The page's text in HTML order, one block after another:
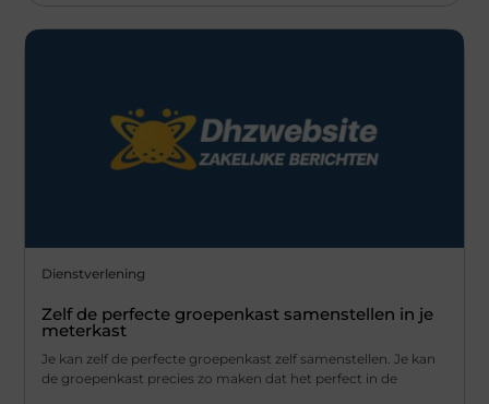
Dienstverlening
Zelf de perfecte groepenkast samenstellen in je
meterkast
Je kan zelf de perfecte groepenkast zelf samenstellen. Je kan
de groepenkast precies zo maken dat het perfect in de